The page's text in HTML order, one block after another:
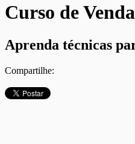
Curso de
Aprenda técnicas
Compartilhe: